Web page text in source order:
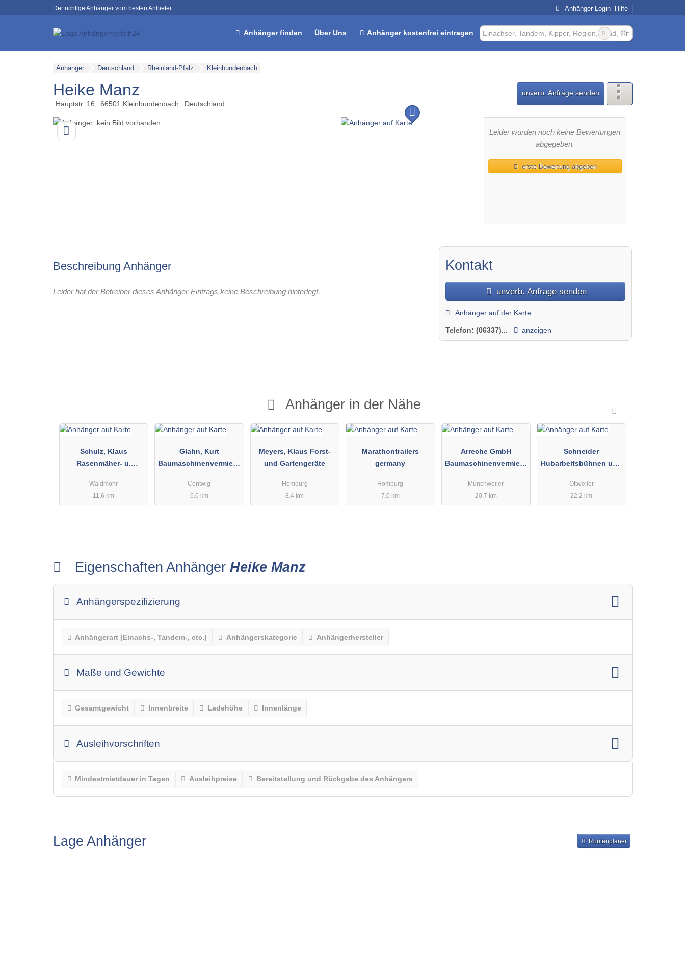
Der richtige Anhänger vom besten Anbieter Anhänger Login Hilfe
Anhänger finden Über Uns Anhänger kostenfrei eintragen
Anhänger Deutschland Rheinland-Pfalz Kleinbundenbach
Heike Manz
Hauptstr. 16 66501 Kleinbundenbach Deutschland
unverb. Anfrage senden
Leider wurden noch keine Bewertungen
abgegeben.
erste Bewertung abgeben
Beschreibung Anhänger
Leider hat der Betreiber dieses Anhänger-Eintrags keine Beschreibung hinterlegt.
Kontakt
unverb. Anfrage senden
Anhänger auf der Karte
Telefon:(06337)... anzeigen
Anhänger in der Nähe
Schulz, Klaus
Rasenmäher- u.
enst
Waldmohr
11.6 km
Glahn, Kurt
Baumaschinenvermietu
Contwig
6.0 km
Meyers, Klaus Forst-
und Gartengeräte
Homburg
8.4 km
Marathontrailers
germany
Homburg
7.0 km
Arreche GmbH
Baumaschinenvermietu
Münchweiler
20.7 km
Schneider
Hubarbeitsbühnen und
Ottweiler
22.2 km
Eigenschaften AnhängerHeike Manz
Anhängerspezifizierung
Anhängerart (Einachs-, Tandem-, etc.) Anhängerskategorie Anhängerhersteller
Maße und Gewichte
Gesamtgewicht Innenbreite Ladehöhe Innenlänge
Ausleihvorschriften
Mindestmietdauer in Tagen Ausleihpreise Bereitstellung und Rückgabe des Anhängers
Lage Anhänger Routenplaner